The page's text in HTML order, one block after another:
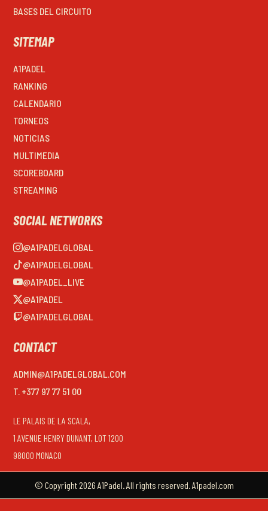
BASES DEL CIRCUITO
SITEMAP
A1PADEL
RANKING
CALENDARIO
TORNEOS
NOTICIAS
MULTIMEDIA
SCOREBOARD
STREAMING
SOCIAL NETWORKS
@A1PADELGLOBAL
@A1PADELGLOBAL
@A1PADEL_LIVE
@A1PADEL
@A1PADELGLOBAL
CONTACT
ADMIN@A1PADELGLOBAL.COM
T. +377 97 77 51 00
LE PALAIS DE LA SCALA,
1 AVENUE HENRY DUNANT, LOT 1200
98000 MONACO
© Copyright 2026 A1Padel. All rights reserved. A1padel.com